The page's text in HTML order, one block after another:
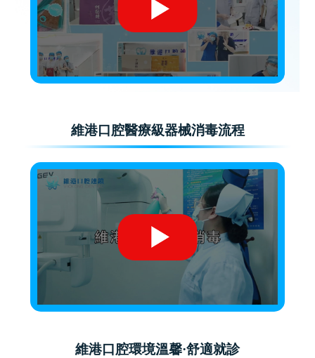
維港口腔醫療級器械消毒流程
維港口腔環境溫馨·舒適就診